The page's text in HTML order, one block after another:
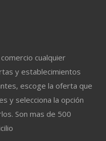
cualquier
y establecimientos
escoge la oferta que
y selecciona la opción
Son mas de 500